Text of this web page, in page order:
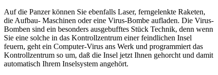
Auf die Panzer können Sie ebenfalls Laser, ferngelenkte Raketen,
die Aufbau- Maschinen oder eine Virus-Bombe aufladen. Die Virus-
Bomben sind ein besonders ausgebufftes Stück Technik, denn wenn
Sie eine solche in das Kontrollzentrum einer feindlichen Insel
feuern, geht ein Computer-Virus ans Werk und programmiert das
Kontrollzentrum so um, daß die Insel jetzt Ihnen gehorcht und damit
automatisch Ihrem Inselsystem angehört.